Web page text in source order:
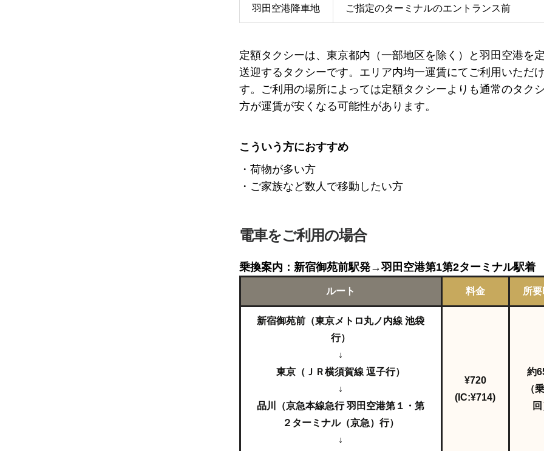
羽田空港降車地 ご指定のターミナルのエントランス前
定額タクシーは、東京都内（一部地区を除く）と羽田空港を
送迎するタクシーです。エリア内均一運賃にてご利用いただ
す。ご利用の場所によっては定額タクシーよりも通常のタク
方が運賃が安くなる可能性があります。
こういう方におすすめ
・荷物が多い方
・ご家族など数人で移動したい方
電車をご利用の場合
乗換案内：新宿御苑前駅発→羽田空港第1第2ターミナル駅着
ルート 料金 所
新宿御苑前（東京メトロ丸ノ内線 池袋
行）
↓
東京（ＪＲ横須賀線 逗子行）
↓
品川（京急本線急行 羽田空港第１・第
２ターミナル（京急）行）
↓
¥720
(IC:¥714)
約
（